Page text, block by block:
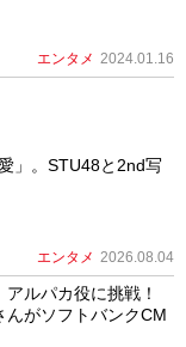
エンタメ 2024.01.16
」。STU48と2nd写
エンタメ 2026.08.04
ルパカ役に挑戦！
んがソフトバンクCM